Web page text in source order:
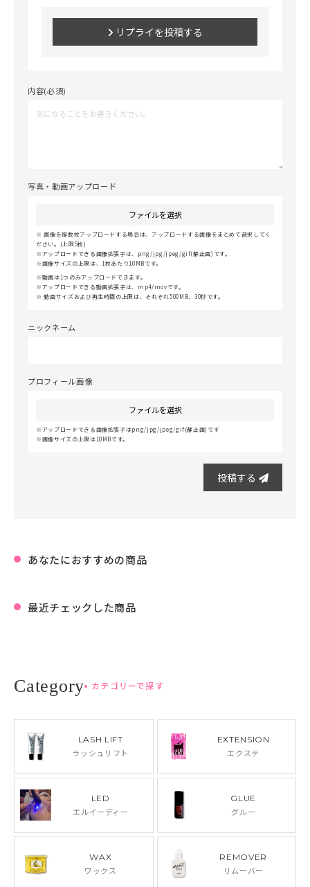
リプライを投稿する
内容(必須)
写真・動画アップロード
ファイルを選択
画像を複数枚アップロードする場合は、アップロードする画像をまとめて選択してく
ださい。(上限5枚)
アップロードできる画像拡張子は、png/jpg/jpeg/gif(静止画)です。
画像サイズの上限は、1枚あたり10MBです。
動画は1つのみアップロードできます。
アップロードできる動画拡張子は、mp4/movです。
動画サイズおよび再生時間の上限は、それぞれ500MB、30秒です。
ニックネーム
プロフィール画像
ファイルを選択
アップロードできる画像拡張子はpng/jpg/jpeg/gif(静止画)です
画像サイズの上限は10MBです。
投稿する
あなたにおすすめの商品
最近チェックした商品
カテゴリーで探す
LASH LIFT
ラッシュリフト
EXTENSION
エクステ
LED
エルイーディー
GLUE
グルー
WAX
ワックス
REMOVER
リムーバー